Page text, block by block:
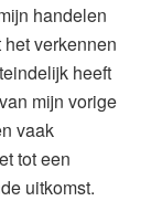
handelen
verkennen
heeft
mijn vorige
vaak
tot een
uitkomst.